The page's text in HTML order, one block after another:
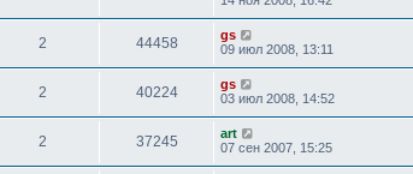
2 44458
gs
09 июл 2008, 13:11
2 40224
gs
03 июл 2008, 14:52
2 37245
art
07 сен 2007, 15:25